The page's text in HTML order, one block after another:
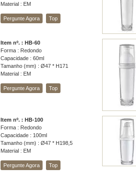
Material : EM
Pergunte Agora Top
Item nº. : HB-60
Forma : Redondo
Capacidade : 60ml
Tamanho (mm) : Ø47 * H171
Material : EM
Pergunte Agora Top
Item nº. : HB-100
Forma : Redondo
Capacidade : 100ml
Tamanho (mm) : Ø47 * H198,5
Material : EM
Pergunte Agora Top